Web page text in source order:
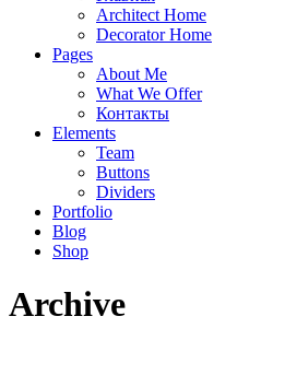
Architect Home
Decorator Home
Pages
About Me
What We Offer
Контакты
Elements
Team
Buttons
Dividers
Portfolio
Blog
Shop
Archive